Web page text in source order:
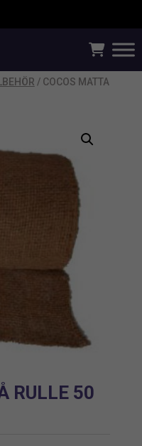
/ COCOS MATTA
RULLE 50